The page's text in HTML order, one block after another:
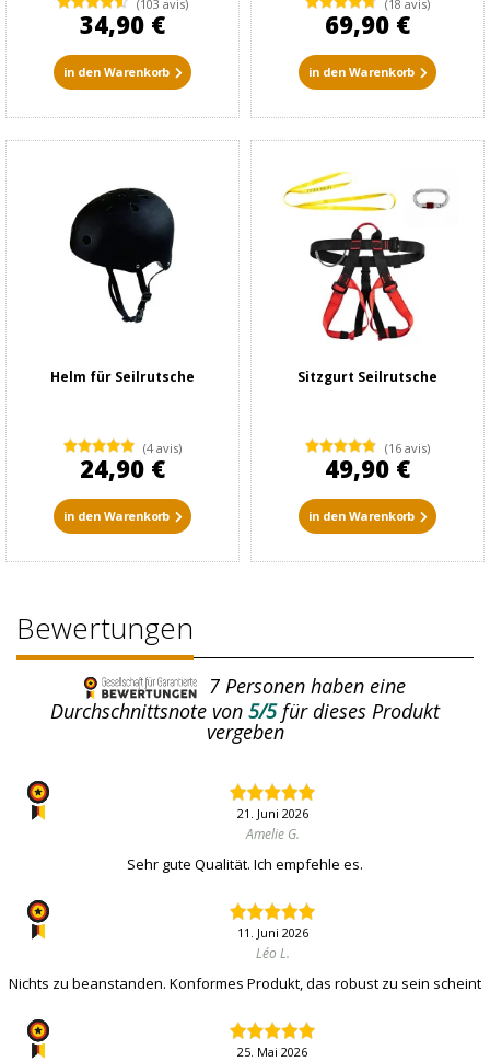
(103 avis)
34,90 €
in den Warenkorb
(18 avis)
69,90 €
in den Warenkorb
Helm für Seilrutsche
(4 avis)
24,90 €
in den Warenkorb
Sitzgurt Seilrutsche
(16 avis)
49,90 €
in den Warenkorb
Bewertungen
7 Personen haben eine
Durchschnittsnote von 5/5für dieses Produkt
vergeben
21. Juni 2026
Amelie G.
Sehr gute Qualität. Ich empfehle es.
11. Juni 2026
Léo L.
Nichts zu beanstanden. Konformes Produkt, das robust zu sein scheint
25. Mai 2026